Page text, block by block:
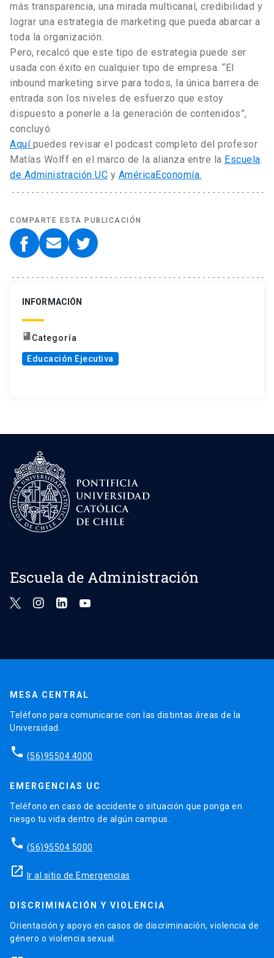
más transparencia, una mirada multicanal, credibilidad y
lograr una estrategia de marketing que pueda abarcar a
toda la organización.
Pero, recalcó que este tipo de estrategia puede ser
usada con éxito en cualquier tipo de empresa. “El
inbound marketing sirve para todos, la única barrera de
entrada son los niveles de esfuerzo que estoy
dispuesto a ponerle a la generación de contenidos”,
concluyó.
Aquí puedes revisar el podcast completo del profesor
Matías Wolff en el marco de la alianza entre la Escuela
de Administración UC y AméricaEconomía.
COMPARTE ESTA PUBLICACIÓN
INFORMACIÓN
book Categoría
Educación Ejecutiva
Escuela de Administración
MESA CENTRAL
Teléfono para comunicarse con las distintas áreas de la
Universidad.
phone (56)95504 4000
EMERGENCIAS UC
Teléfono en caso de accidente o situación que ponga en
riesgo tu vida dentro de algún campus.
phone (56)95504 5000
launch Ir al sitio de Emergencias
DISCRIMINACIÓN Y VIOLENCIA
Orientación y apoyo en casos de discriminación, violencia de
género o violencia sexual.